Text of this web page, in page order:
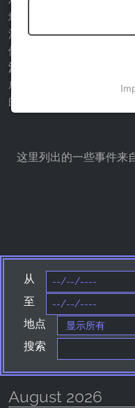
地区也有适合每个人的活
滑雪后活动到令人印象
们为派对爱好者和夜猫子
活动和派对的
成白天。此外，我们还为
的进一步信息。我们祝愿
这里列出的一些事件来
从
至
地点
搜索
August 2026
Facebook Pixel
Name:
_fbp, fr, _fbq, fbq
Provider:
广告测量和营销